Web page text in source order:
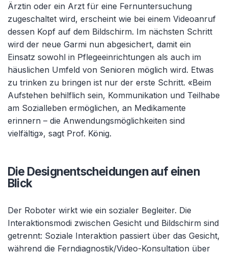
Ärztin oder ein Arzt für eine Fernuntersuchung
zugeschaltet wird, erscheint wie bei einem Videoanruf
dessen Kopf auf dem Bildschirm. Im nächsten Schritt
wird der neue Garmi nun abgesichert, damit ein
Einsatz sowohl in Pflegeeinrichtungen als auch im
häuslichen Umfeld von Senioren möglich wird. Etwas
zu trinken zu bringen ist nur der erste Schritt. «Beim
Aufstehen behilflich sein, Kommunikation und Teilhabe
am Sozialleben ermöglichen, an Medikamente
erinnern – die Anwendungsmöglichkeiten sind
vielfältig», sagt Prof. König.
Die Designentscheidungen auf einen
Blick
Der Roboter wirkt wie ein sozialer Begleiter. Die
Interaktionsmodi zwischen Gesicht und Bildschirm sind
getrennt: Soziale Interaktion passiert über das Gesicht,
während die Ferndiagnostik/Video-Konsultation über